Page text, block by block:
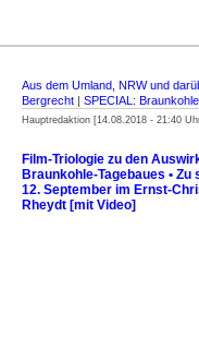
Aus dem Umland, NRW und
Bergrecht | SPECIAL:
Hauptredaktion [14.08.2018 - 21:40
Film-Triologie zu den
Braunkohle-Tagebaues • Zu
12. September im Ernst-
Rheydt [mit Video]